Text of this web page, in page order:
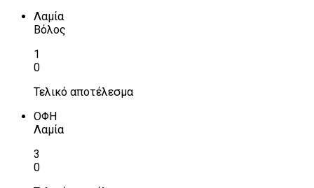
Λαμία
Βόλος
1
0
Τελικό αποτέλεσμα
ΟΦΗ
Λαμία
3
0